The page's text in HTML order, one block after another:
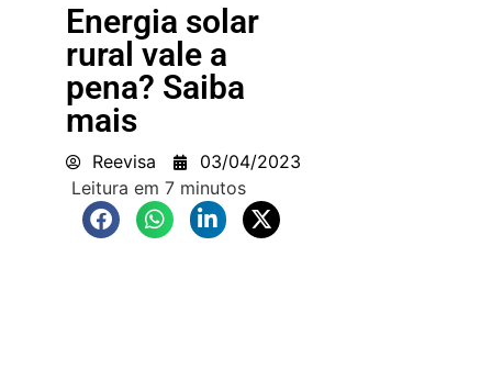
Energia solar
rural vale a
pena? Saiba
mais
Reevisa 03/04/2023